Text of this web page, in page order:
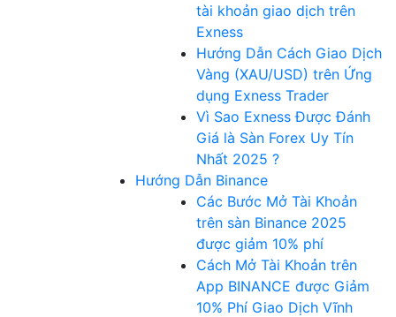
tài khoản giao dịch trên
Exness
Hướng Dẫn Cách Giao Dịch
Vàng (XAU/USD) trên Ứng
dụng Exness Trader
Vì Sao Exness Được Đánh
Giá là Sàn Forex Uy Tín
Nhất 2025 ?
Hướng Dẫn Binance
Các Bước Mở Tài Khoản
trên sàn Binance 2025
được giảm 10% phí
Cách Mở Tài Khoản trên
App BINANCE được Giảm
10% Phí Giao Dịch Vĩnh